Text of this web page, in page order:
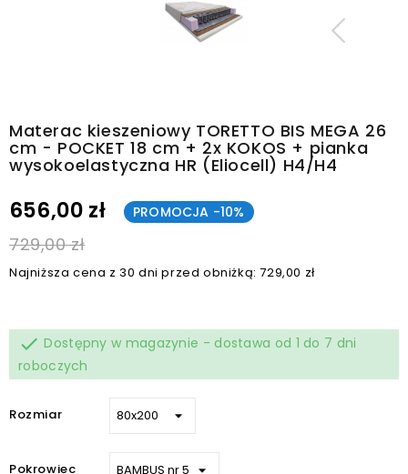
Materac kieszeniowy TORETTO BIS MEGA 26
cm - POCKET 18 cm + 2x KOKOS + pianka
wysokoelastyczna HR (Eliocell) H4/H4
656,00 zł PROMOCJA -10%
729,00 zł
Najniższa cena z 30 dni przed obniżką: 729,00 zł
 Dostępny w magazynie - dostawa od 1 do 7 dni
roboczych
Rozmiar
Pokrowiec